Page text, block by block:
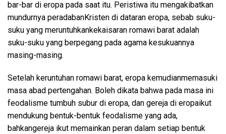
bar-bar di eropa pada saat itu. Peristiwa itu mengakibatkan
mundurnya peradabanKristen di dataran eropa, sebab suku-
suku yang meruntuhkankekaisaran romawi barat adalah
suku-suku yang berpegang pada agama kesukuannya
masing-masing.
Setelah keruntuhan romawi barat, eropa kemudianmemasuki
masa abad pertengahan. Boleh dikata bahwa pada masa ini
feodalisme tumbuh subur di eropa, dan gereja di eropaikut
mendukung bentuk-bentuk feodalisme yang ada,
bahkangereja ikut memainkan peran dalam setiap bentuk